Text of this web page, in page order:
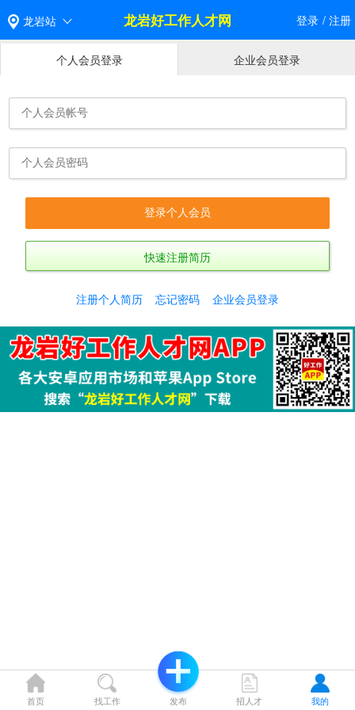
龙岩站 龙岩好工作人才网 登录 / 注册
个人会员登录 企业会员登录
快速注册简历
注册个人简历 忘记密码 企业会员登录
首页 找工作 发布 招人才 我的